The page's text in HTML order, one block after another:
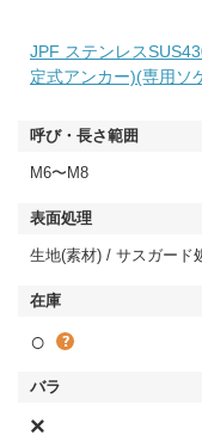
JPF ステンレス
定式アンカー)(専用ソ
M6〜M8
生地(素材) / サスガード
○
×